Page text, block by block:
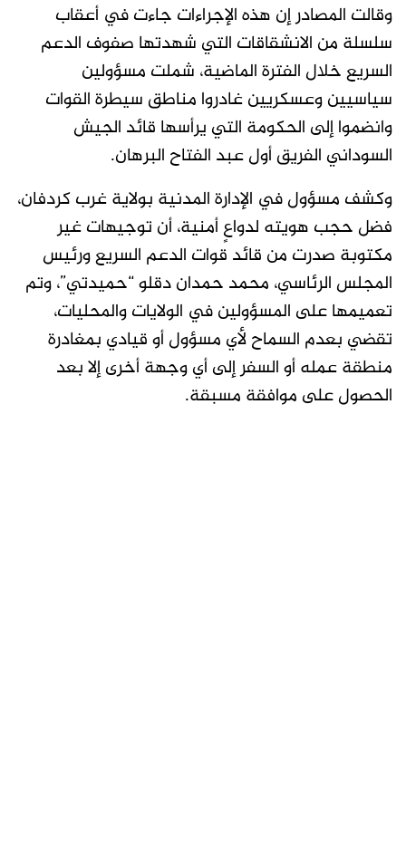
وقالت المصادر إن هذه الإجراءات جاءت في أعقاب
سلسلة من الانشقاقات التي شهدتها صفوف الدعم
السريع خلال الفترة الماضية، شملت مسؤولين
سياسيين وعسكريين غادروا مناطق سيطرة القوات
وانضموا إلى الحكومة التي يرأسها قائد الجيش
السوداني الفريق أول عبد الفتاح البرهان.
وكشف مسؤول في الإدارة المدنية بولاية غرب كردفان،
فضل حجب هويته لدواعٍ أمنية، أن توجيهات غير
مكتوبة صدرت من قائد قوات الدعم السريع ورئيس
المجلس الرئاسي، محمد حمدان دقلو “حميدتي”، وتم
تعميمها على المسؤولين في الولايات والمحليات،
تقضي بعدم السماح لأي مسؤول أو قيادي بمغادرة
منطقة عمله أو السفر إلى أي وجهة أخرى إلا بعد
الحصول على موافقة مسبقة.